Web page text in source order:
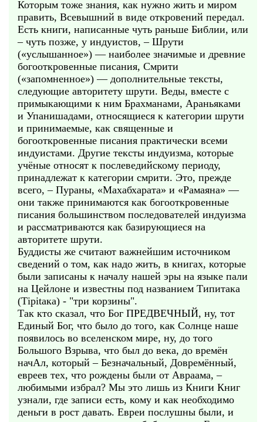
Которым тоже знания, как нужно жить и миром
править, Всевышний в виде откровений передал.
Есть книги, написанные чуть раньше Библии, или
– чуть позже, у индуистов, – Шрути
(«услышанное») — наиболее значимые и древние
богооткровенные писания, Смрити
(«запомненное») — дополнительные тексты,
следующие авторитету шрути. Веды, вместе с
примыкающими к ним Брахманами, Араньяками
и Упанишадами, относящиеся к категории шрути
и принимаемые, как священные и
богооткровенные писания практически всеми
индуистами. Другие тексты индуизма, которые
учёные относят к послеведийскому периоду,
принадлежат к категории смрити. Это, прежде
всего, – Пураны, «Махабхарата» и «Рамаяна» —
они также принимаются как богооткровенные
писания большинством последователей индуизма
и рассматриваются как базирующиеся на
авторитете шрути.
Буддисты же считают важнейшим источником
сведений о том, как надо жить, в книгах, которые
были записаны к началу нашей эры на языке пали
на Цейлоне и известны под названием Типитака
(Тiрitака) - "три корзины".
Так кто сказал, что Бог ПРЕДВЕЧНЫЙ, ну, тот
Единый Бог, что было до того, как Солнце наше
появилось во вселенском мире, ну, до того
Большого Взрыва, что был до века, до времён
начАл, который – Безначальный, Довремённый,
евреев тех, что рождены были от Авраама, –
любимыми избрал? Мы это лишь из Книги Книг
узнали, где записи есть, кому и как необходимо
деньги в рост давать. Евреи послушны были, и